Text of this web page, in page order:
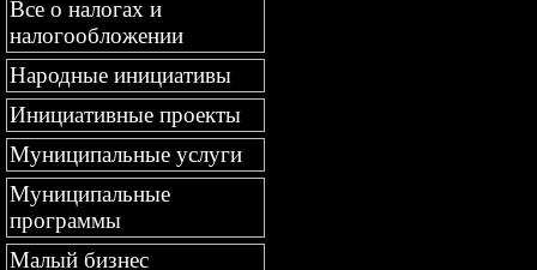
Все о налогах и
налогообложении
Народные инициативы
Инициативные проекты
Муниципальные услуги
Муниципальные
программы
Малый бизнес